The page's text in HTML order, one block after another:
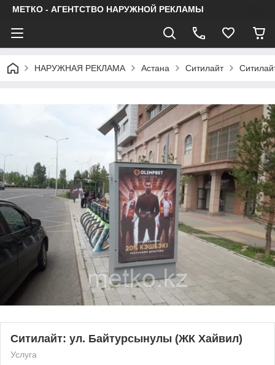
МЕТКО - АГЕНТСТВО НАРУЖНОЙ РЕКЛАМЫ
НАРУЖНАЯ РЕКЛАМА Астана Ситилайт
Ситилайт: ул. Байтурсынулы (ЖК Хайвил)
Услуга